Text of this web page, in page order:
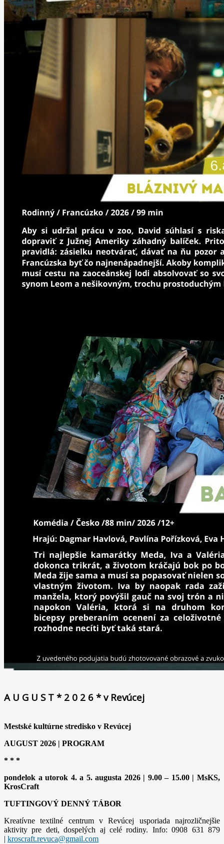
A U G U S T * 2 0 2 6 * v Revúcej
Mestské kultúrne stredisko v Revúcej
AUGUST 2026 | PROGRAM
* * *
pondelok a utorok 4. a 5. augusta 2026 | 9.00 – 15.00 | MsKS,
KrosCraft
TUFTINGOVÝ DENNÝ TÁBOR
Kreatívne textilné centrum v Revúcej usporiada najrozličnejšie
aktivity pre deti, dospelých aj celé rodiny. Info: 0908 631 879
| kroscraft.revuca@gmail.com